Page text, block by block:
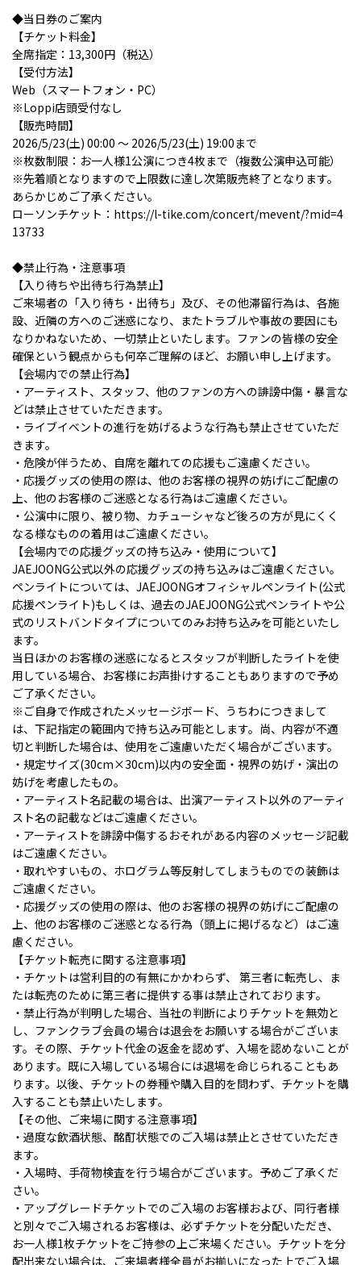
◆当日券のご案内
【チケット料金】
全席指定：13,300円（税込）
【受付方法】
Web（スマートフォン・PC）
※Loppi店頭受付なし
【販売時間】
2026/5/23(土) 00:00 ～ 2026/5/23(土) 19:00まで
※枚数制限：お一人様1公演につき4枚まで（複数公演申込可能）
※先着順となりますので上限数に達し次第販売終了となります。
あらかじめご了承ください。
ローソンチケット：https://l-tike.com/concert/mevent/?mid=4
13733
◆禁止行為・注意事項
【入り待ちや出待ち行為禁止】
ご来場者の「入り待ち・出待ち」及び、その他滞留行為は、各施
設、近隣の方へのご迷惑になり、またトラブルや事故の要因にも
なりかねないため、一切禁止といたします。ファンの皆様の安全
確保という観点からも何卒ご理解のほど、お願い申し上げます。
【会場内での禁止行為】
・アーティスト、スタッフ、他のファンの方への誹謗中傷・暴言な
どは禁止させていただきます。
・ライブイベントの進行を妨げるような行為も禁止させていただ
きます。
・危険が伴うため、自席を離れての応援もご遠慮ください。
・応援グッズの使用の際は、他のお客様の視界の妨げにご配慮の
上、他のお客様のご迷惑となる行為はご遠慮ください。
・公演中に限り、被り物、カチューシャなど後ろの方が見にくく
なる様なものの着用はご遠慮ください。
【会場内での応援グッズの持ち込み・使用について】
JAEJOONG公式以外の応援グッズの持ち込みはご遠慮ください。
ペンライトについては、JAEJOONGオフィシャルペンライト(公式
応援ペンライト)もしくは、過去のJAEJOONG公式ペンライトや公
式のリストバンドタイプについてのみお持ち込みを可能といたし
ます。
当日ほかのお客様の迷惑になるとスタッフが判断したライトを使
用している場合、お客様にお声掛けすることもありますので予め
ご了承ください。
※ご自身で作成されたメッセージボード、うちわにつきまして
は、下記指定の範囲内で持ち込み可能とします。尚、内容が不適
切と判断した場合は、使用をご遠慮いただく場合がございます。
・規定サイズ(30cm×30cm)以内の安全面・視界の妨げ・演出の
妨げを考慮したもの。
・アーティスト名記載の場合は、出演アーティスト以外のアーティ
スト名の記載などはご遠慮ください。
・アーティストを誹謗中傷するおそれがある内容のメッセージ記載
はご遠慮ください。
・取れやすいもの、ホログラム等反射してしまうものでの装飾は
ご遠慮ください。
・応援グッズの使用の際は、他のお客様の視界の妨げにご配慮の
上、他のお客様のご迷惑となる行為（頭上に掲げるなど）はご遠
慮ください。
【チケット転売に関する注意事項】
・チケットは営利目的の有無にかかわらず、 第三者に転売し、ま
たは転売のために第三者に提供する事は禁止されております。
・禁止行為が判明した場合、当社の判断によりチケットを無効と
し、ファンクラブ会員の場合は退会をお願いする場合がございま
す。その際、チケット代金の返金を認めず、入場を認めないことが
あります。既に入場している場合には退場を命じられることもあ
ります。以後、チケットの券種や購入目的を問わず、チケットを購
入することも禁止いたします。
【その他、ご来場に関する注意事項】
・過度な飲酒状態、酩酊状態でのご入場は禁止とさせていただき
ます。
・入場時、手荷物検査を行う場合がございます。予めご了承くだ
さい。
・アップグレードチケットでのご入場のお客様および、同行者様
と別々でご入場されるお客様は、必ずチケットを分配いただき、
お一人様1枚チケットをご持参の上ご来場ください。チケットを分
配出来ない場合は、ご来場者様全員がお揃いになった上でご入場